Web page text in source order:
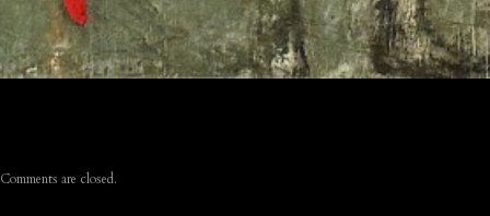
Comments are closed.